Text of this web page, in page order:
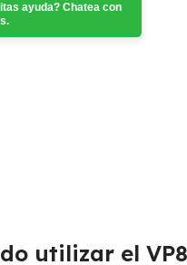
ayuda? Chatea con
utilizar el